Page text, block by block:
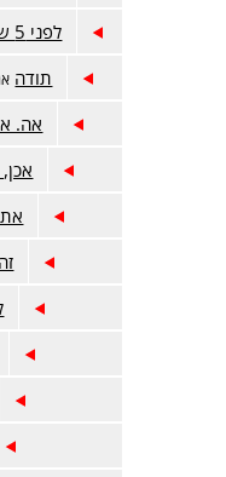
לפני 5 שנים הייתי שם אורחת. אוכל טוב, רחבה קטנה
תודה
אה.